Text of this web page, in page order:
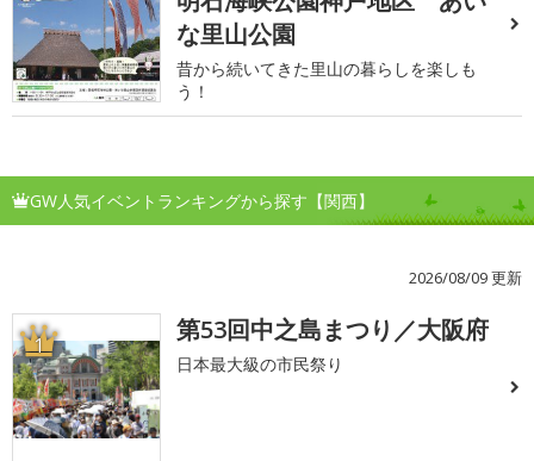
な里山公園
昔から続いてきた里山の暮らしを楽しも
う！
GW人気イベントランキングから探す【関西】
2026/08/09 更新
1 第53回中之島まつり／大阪府
日本最大級の市民祭り